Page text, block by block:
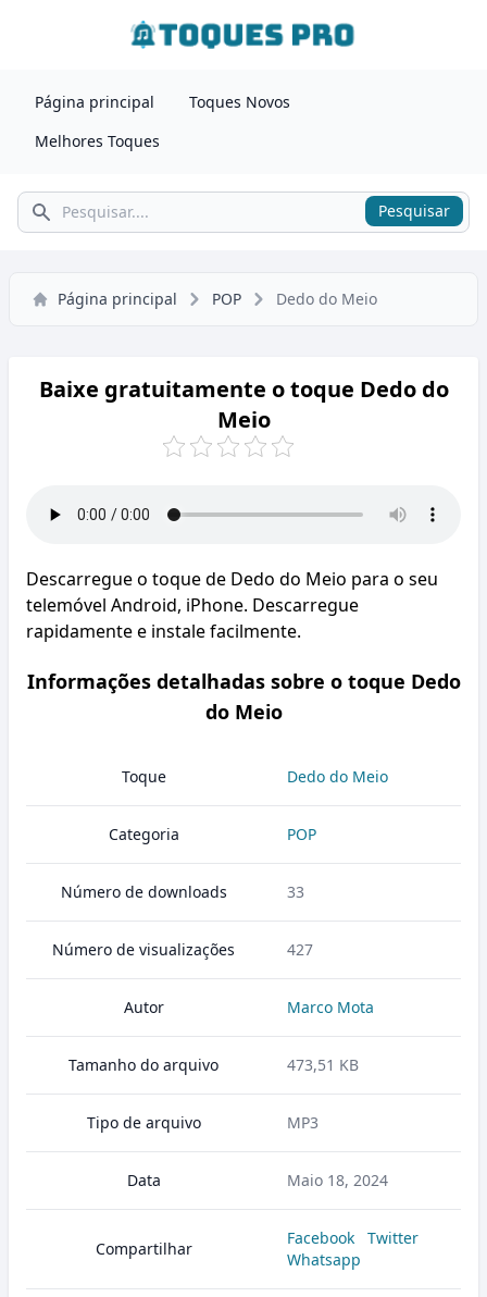
Página principal
Toques Novos
Melhores Toques
Pesquisar Pesquisar
Página principal POP Dedo do Meio
Baixe gratuitamente o toque Dedo do
Meio
Descarregue o toque de Dedo do Meio para o seu
telemóvel Android, iPhone. Descarregue
rapidamente e instale facilmente.
Informações detalhadas sobre o toque Dedo
do Meio
Toque Dedo do Meio
Categoria POP
Número de downloads 33
Número de visualizações 427
Autor Marco Mota
Tamanho do arquivo 473,51 KB
Tipo de arquivo MP3
Data Maio 18, 2024
Compartilhar
Facebook
Twitter
Whatsapp